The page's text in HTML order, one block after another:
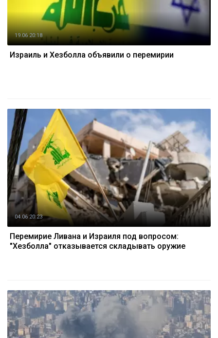
19.06 20:18
Израиль и Хезболла объявили о перемирии
04.06 20:23
Перемирие Ливана и Израиля под вопросом:
"Хезболла" отказывается складывать оружие